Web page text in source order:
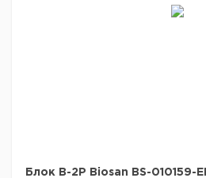
Блок B-2P Biosan BS-010159-